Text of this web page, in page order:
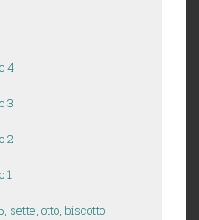
4
3
2
1
sette, otto, biscotto